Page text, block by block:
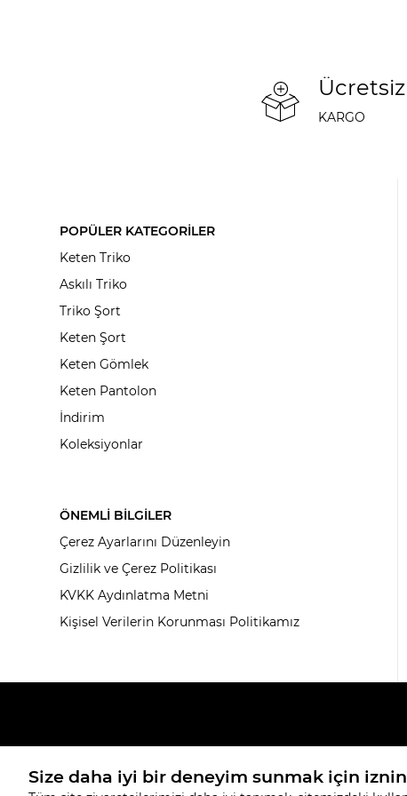
Ücretsiz
KARGO
POPÜLER KATEGORİLER
Keten Triko
Askılı Triko
Triko Şort
Keten Şort
Keten Gömlek
Keten Pantolon
İndirim
Koleksiyonlar
ÖNEMLİ BİLGİLER
Çerez Ayarlarını Düzenleyin
Gizlilik ve Çerez Politikası
KVKK Aydınlatma Metni
Kişisel Verilerin Korunması Politikamız